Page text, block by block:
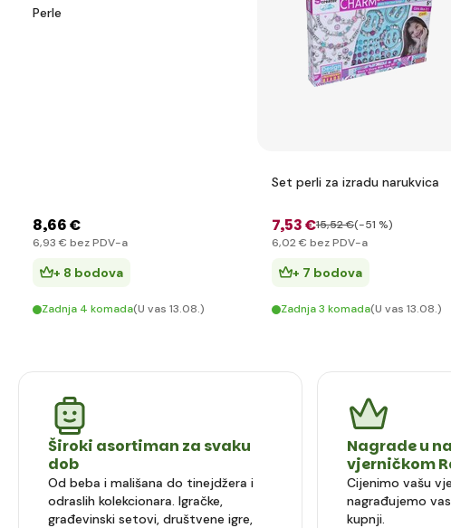
Perle
8,66 €
6,93 € bez PDV-a
+ 8 bodova
Zadnja 4 komada(U vas 13.08.)
Set perli za izradu narukvica
7,53 €15,52 €(-51 %)
6,02 € bez PDV-a
+ 7 bodova
Zadnja 3 komada(U vas 13.08.)
Široki asortiman za svaku
dob
Od beba i mališana do tinejdžera i
odraslih kolekcionara. Igračke,
građevinski setovi, društvene igre,
Nagrade u
vjerničkom
Cijenimo vašu
nagrađujemo
kupnji.